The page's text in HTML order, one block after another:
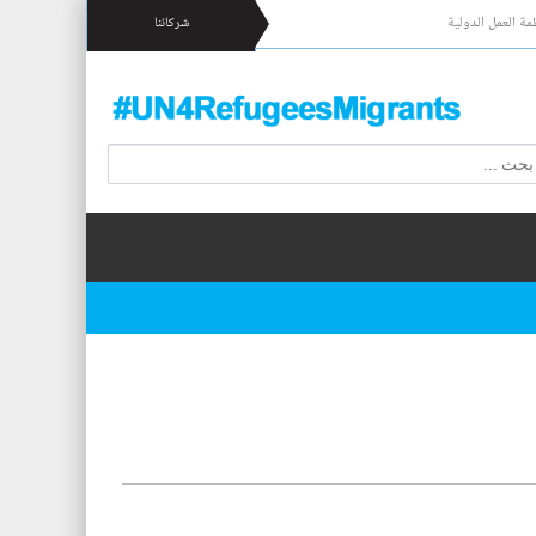
العمل الدولية شركائنا